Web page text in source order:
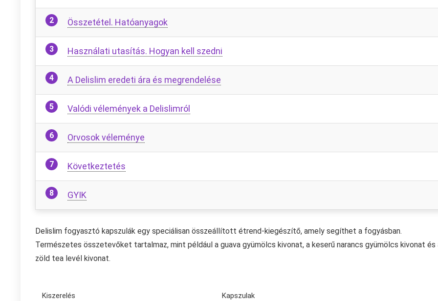
Összetétel. Hatóanyagok
Használati utasítás. Hogyan kell szedni
A Delislim eredeti ára és megrendelése
Valódi vélemények a Delislimról
Orvosok véleménye
Következtetés
GYIK
Delislim fogyasztó kapszulák egy speciálisan összeállított étrend-kiegészítő, amely segíthet a fogyásban.
Természetes összetevőket tartalmaz, mint például a guava gyümölcs kivonat, a keserű narancs gyümölcs kivonat és
zöld tea levél kivonat.
Kiszerelés Kapszulak